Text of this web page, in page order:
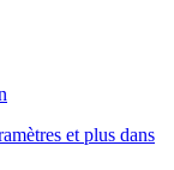
et plus dans